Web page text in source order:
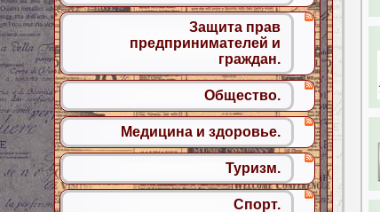
Защита прав
предпринимателей и
граждан.
Общество.
Медицина и здоровье.
Туризм.
Спорт.